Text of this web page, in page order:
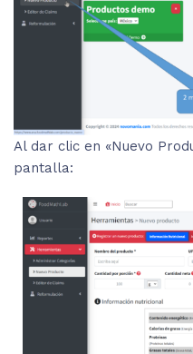
Al dar clic en «Nuevo
pantalla: